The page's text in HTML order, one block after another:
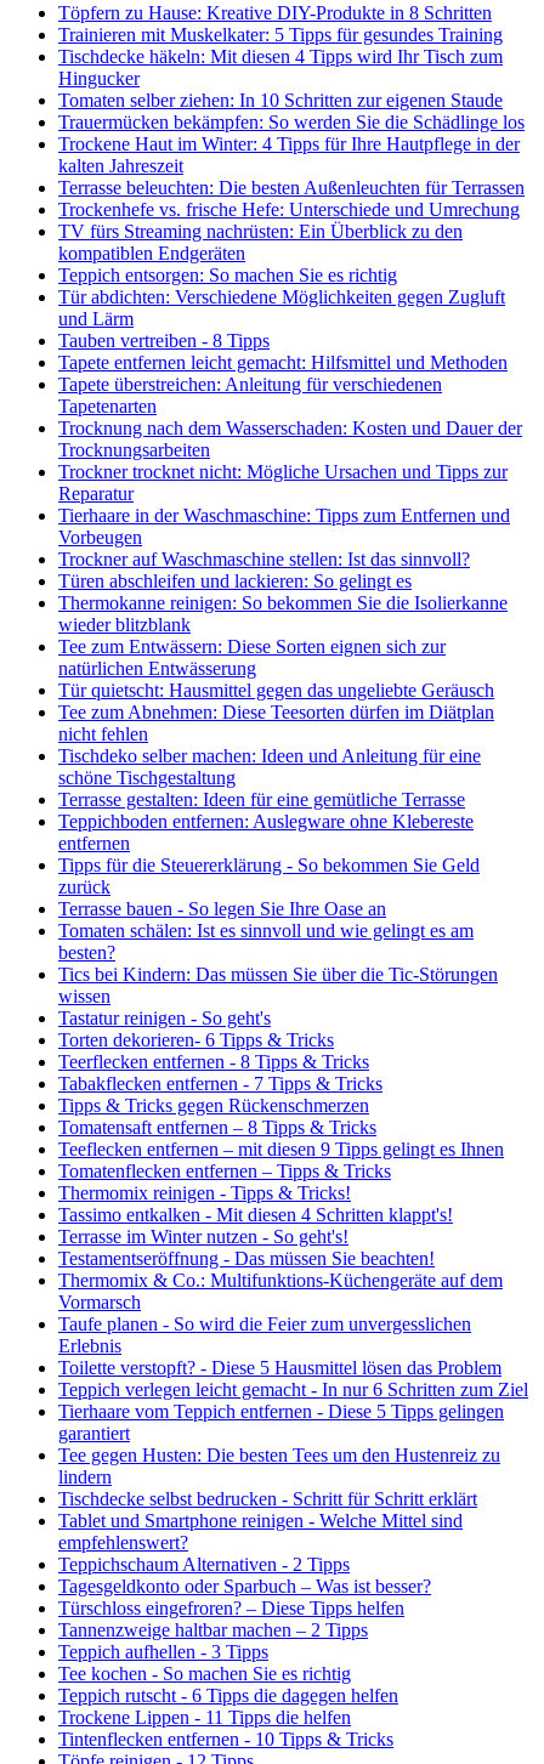
Töpfern zu Hause: Kreative DIY-Produkte in 8 Schritten
Trainieren mit Muskelkater: 5 Tipps für gesundes Training
Tischdecke häkeln: Mit diesen 4 Tipps wird Ihr Tisch zum
Hingucker
Tomaten selber ziehen: In 10 Schritten zur eigenen Staude
Trauermücken bekämpfen: So werden Sie die Schädlinge los
Trockene Haut im Winter: 4 Tipps für Ihre Hautpflege in der
kalten Jahreszeit
Terrasse beleuchten: Die besten Außenleuchten für Terrassen
Trockenhefe vs. frische Hefe: Unterschiede und Umrechung
TV fürs Streaming nachrüsten: Ein Überblick zu den
kompatiblen Endgeräten
Teppich entsorgen: So machen Sie es richtig
Tür abdichten: Verschiedene Möglichkeiten gegen Zugluft
und Lärm
Tauben vertreiben - 8 Tipps
Tapete entfernen leicht gemacht: Hilfsmittel und Methoden
Tapete überstreichen: Anleitung für verschiedenen
Tapetenarten
Trocknung nach dem Wasserschaden: Kosten und Dauer der
Trocknungsarbeiten
Trockner trocknet nicht: Mögliche Ursachen und Tipps zur
Reparatur
Tierhaare in der Waschmaschine: Tipps zum Entfernen und
Vorbeugen
Trockner auf Waschmaschine stellen: Ist das sinnvoll?
Türen abschleifen und lackieren: So gelingt es
Thermokanne reinigen: So bekommen Sie die Isolierkanne
wieder blitzblank
Tee zum Entwässern: Diese Sorten eignen sich zur
natürlichen Entwässerung
Tür quietscht: Hausmittel gegen das ungeliebte Geräusch
Tee zum Abnehmen: Diese Teesorten dürfen im Diätplan
nicht fehlen
Tischdeko selber machen: Ideen und Anleitung für eine
schöne Tischgestaltung
Terrasse gestalten: Ideen für eine gemütliche Terrasse
Teppichboden entfernen: Auslegware ohne Klebereste
entfernen
Tipps für die Steuererklärung - So bekommen Sie Geld
zurück
Terrasse bauen - So legen Sie Ihre Oase an
Tomaten schälen: Ist es sinnvoll und wie gelingt es am
besten?
Tics bei Kindern: Das müssen Sie über die Tic-Störungen
wissen
Tastatur reinigen - So geht's
Torten dekorieren- 6 Tipps & Tricks
Teerflecken entfernen - 8 Tipps & Tricks
Tabakflecken entfernen - 7 Tipps & Tricks
Tipps & Tricks gegen Rückenschmerzen
Tomatensaft entfernen – 8 Tipps & Tricks
Teeflecken entfernen – mit diesen 9 Tipps gelingt es Ihnen
Tomatenflecken entfernen – Tipps & Tricks
Thermomix reinigen - Tipps & Tricks!
Tassimo entkalken - Mit diesen 4 Schritten klappt's!
Terrasse im Winter nutzen - So geht's!
Testamentseröffnung - Das müssen Sie beachten!
Thermomix & Co.: Multifunktions-Küchengeräte auf dem
Vormarsch
Taufe planen - So wird die Feier zum unvergesslichen
Erlebnis
Toilette verstopft? - Diese 5 Hausmittel lösen das Problem
Teppich verlegen leicht gemacht - In nur 6 Schritten zum Ziel
Tierhaare vom Teppich entfernen - Diese 5 Tipps gelingen
garantiert
Tee gegen Husten: Die besten Tees um den Hustenreiz zu
lindern
Tischdecke selbst bedrucken - Schritt für Schritt erklärt
Tablet und Smartphone reinigen - Welche Mittel sind
empfehlenswert?
Teppichschaum Alternativen - 2 Tipps
Tagesgeldkonto oder Sparbuch – Was ist besser?
Türschloss eingefroren? – Diese Tipps helfen
Tannenzweige haltbar machen – 2 Tipps
Teppich aufhellen - 3 Tipps
Tee kochen - So machen Sie es richtig
Teppich rutscht - 6 Tipps die dagegen helfen
Trockene Lippen - 11 Tipps die helfen
Tintenflecken entfernen - 10 Tipps & Tricks